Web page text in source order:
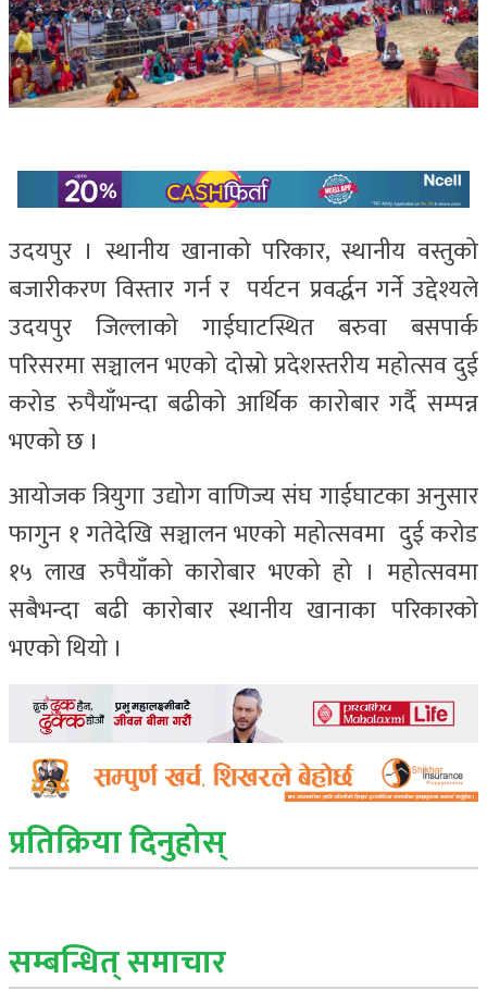
उदयपुर । स्थानीय खानाको परिकार, स्थानीय वस्तुको
बजारीकरण विस्तार गर्न र पर्यटन प्रवर्द्धन गर्ने उद्देश्यले
उदयपुर जिल्लाको गाईघाटस्थित बरुवा बसपार्क
परिसरमा सञ्चालन भएको दोस्रो प्रदेशस्तरीय महोत्सव दुई
करोड रुपैयाँभन्दा बढीको आर्थिक कारोबार गर्दै सम्पन्न
भएको छ ।
आयोजक त्रियुगा उद्योग वाणिज्य संघ गाईघाटका अनुसार
फागुन १ गतेदेखि सञ्चालन भएको महोत्सवमा दुई करोड
१५ लाख रुपैयाँको कारोबार भएको हो । महोत्सवमा
सबैभन्दा बढी कारोबार स्थानीय खानाका परिकारको
भएको थियो ।
प्रतिक्रिया दिनुहोस्
सम्बन्धित् समाचार